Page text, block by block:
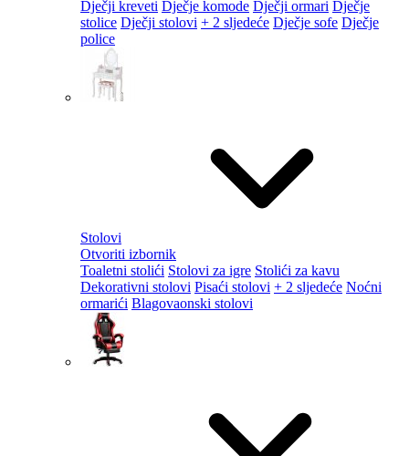
Dječji kreveti Dječje komode Dječji ormari Dječje
stolice Dječji stolovi + 2 sljedeće Dječje sofe Dječje
police
Stolovi
Otvoriti izbornik
Toaletni stolići Stolovi za igre Stolići za kavu
Dekorativni stolovi Pisaći stolovi + 2 sljedeće Noćni
ormarići Blagovaonski stolovi